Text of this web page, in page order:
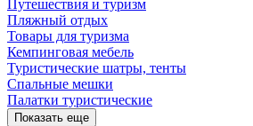
Путешествия и туризм
Пляжный отдых
Товары для туризма
Кемпинговая мебель
Туристические шатры, тенты
Спальные мешки
Палатки туристические
Показать еще